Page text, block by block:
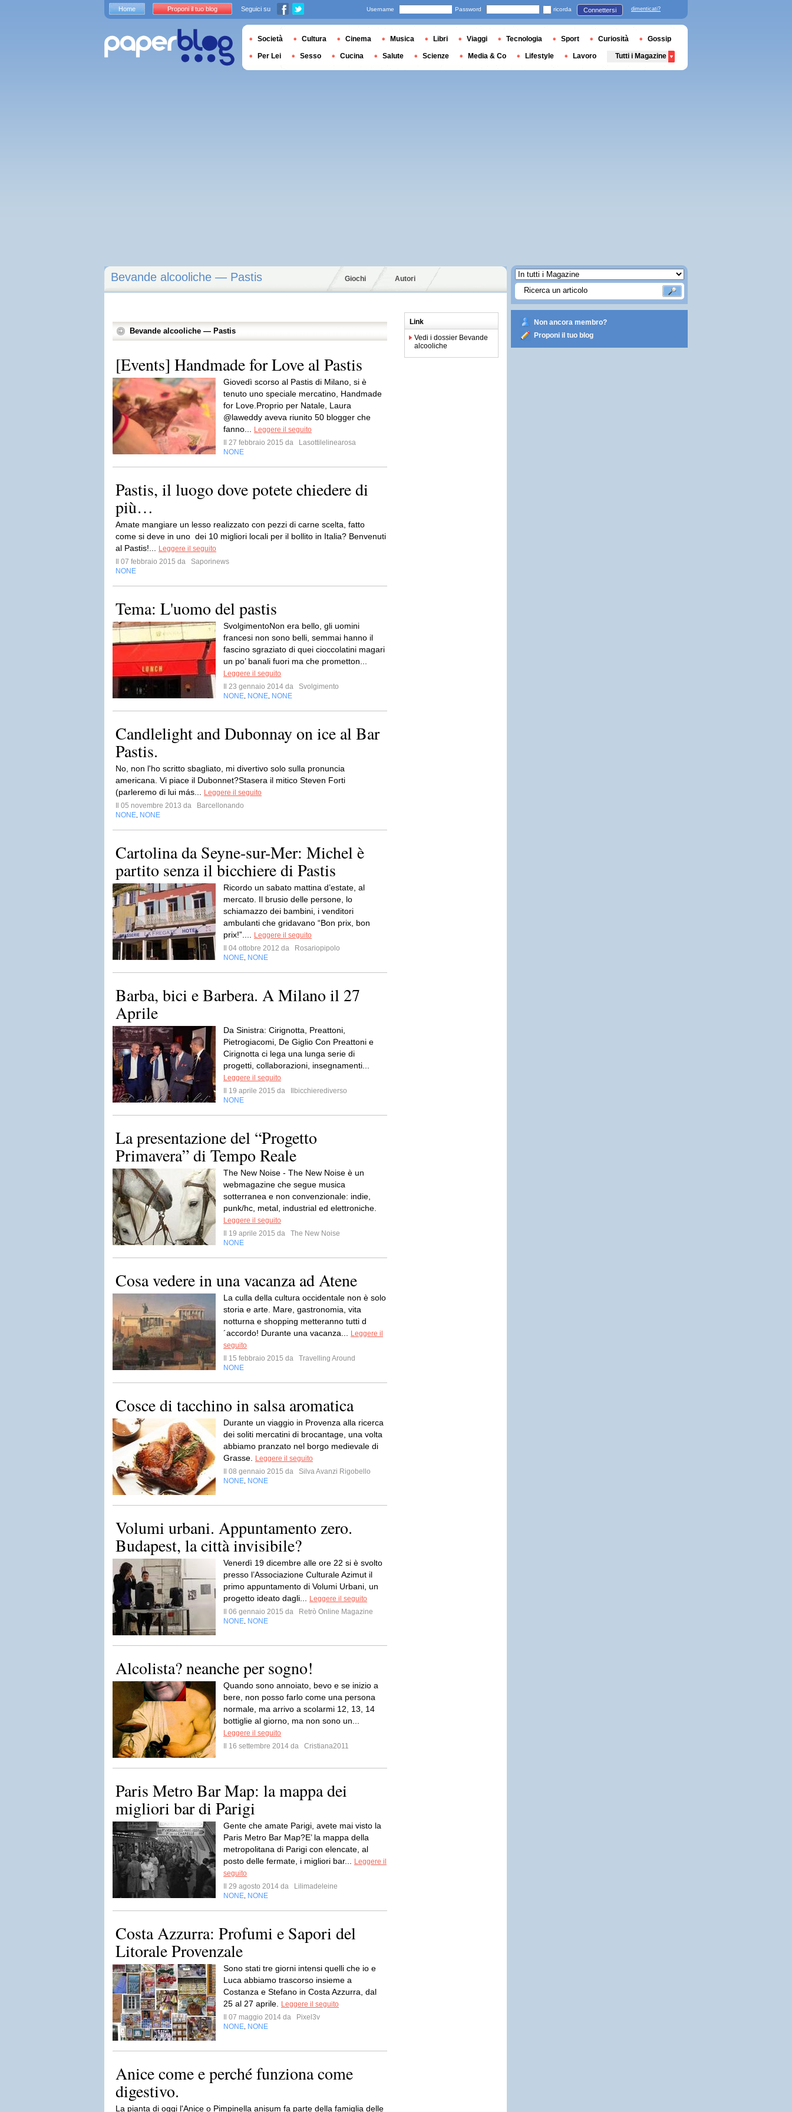
Bevande alcooliche — Pastis Giochi Autori
Bevande alcooliche — Pastis
[Events] Handmade for Love al Pastis
Giovedì scorso al Pastis di Milano, si è
tenuto uno speciale mercatino, Handmade
for Love.Proprio per Natale, Laura
@laweddy aveva riunito 50 blogger che
fanno...
Leggere il seguito
Il 27 febbraio 2015 da
Lasottilelinearosa
NONE
Pastis, il luogo dove potete chiedere di
più…
Amate mangiare un lesso realizzato con pezzi di carne scelta, fatto
come si deve in uno dei 10 migliori locali per il bollito in Italia? Benvenuti
al Pastis!...
Leggere il seguito
Il 07 febbraio 2015 da
Saporinews
NONE
Tema: L'uomo del pastis
SvolgimentoNon era bello, gli uomini
francesi non sono belli, semmai hanno il
fascino sgraziato di quei cioccolatini magari
un po’ banali fuori ma che prometton...
Leggere il seguito
Il 23 gennaio 2014 da
Svolgimento
NONE NONE NONE
Candlelight and Dubonnay on ice al Bar
Pastis.
No, non l'ho scritto sbagliato, mi divertivo solo sulla pronuncia
americana. Vi piace il Dubonnet?Stasera il mitico Steven Forti
(parleremo di lui más...
Leggere il seguito
Il 05 novembre 2013 da
Barcellonando
NONE NONE
Cartolina da Seyne-sur-Mer: Michel è
partito senza il bicchiere di Pastis
Ricordo un sabato mattina d’estate, al
mercato. Il brusio delle persone, lo
schiamazzo dei bambini, i venditori
ambulanti che gridavano “Bon prix, bon
prix!”....
Leggere il seguito
Il 04 ottobre 2012 da
Rosariopipolo
NONE NONE
Barba, bici e Barbera. A Milano il 27
Aprile
Da Sinistra: Cirignotta, Preattoni,
Pietrogiacomi, De Giglio Con Preattoni e
Cirignotta ci lega una lunga serie di
progetti, collaborazioni, insegnamenti...
Leggere il seguito
Il 19 aprile 2015 da
Ilbicchierediverso
NONE
La presentazione del “Progetto
Primavera” di Tempo Reale
The New Noise - The New Noise è un
webmagazine che segue musica
sotterranea e non convenzionale: indie,
punk/hc, metal, industrial ed elettroniche.
Leggere il seguito
Il 19 aprile 2015 da
The New Noise
NONE
Cosa vedere in una vacanza ad Atene
La culla della cultura occidentale non è solo
storia e arte. Mare, gastronomia, vita
notturna e shopping metteranno tutti d
´accordo! Durante una vacanza...
Leggere il
seguito
Il 15 febbraio 2015 da
Travelling Around
NONE
Cosce di tacchino in salsa aromatica
Durante un viaggio in Provenza alla ricerca
dei soliti mercatini di brocantage, una volta
abbiamo pranzato nel borgo medievale di
Grasse.
Leggere il seguito
Il 08 gennaio 2015 da
Silva Avanzi Rigobello
NONE NONE
Volumi urbani. Appuntamento zero.
Budapest, la città invisibile?
Venerdì 19 dicembre alle ore 22 si è svolto
presso l’Associazione Culturale Azimut il
primo appuntamento di Volumi Urbani, un
progetto ideato dagli...
Leggere il seguito
Il 06 gennaio 2015 da
Retrò Online Magazine
NONE NONE
Alcolista? neanche per sogno!
Quando sono annoiato, bevo e se inizio a
bere, non posso farlo come una persona
normale, ma arrivo a scolarmi 12, 13, 14
bottiglie al giorno, ma non sono un...
Leggere il seguito
Il 16 settembre 2014 da
Cristiana2011
Paris Metro Bar Map: la mappa dei
migliori bar di Parigi
Gente che amate Parigi, avete mai visto la
Paris Metro Bar Map?E’ la mappa della
metropolitana di Parigi con elencate, al
posto delle fermate, i migliori bar...
Leggere il
seguito
Il 29 agosto 2014 da
Lilimadeleine
NONE NONE
Costa Azzurra: Profumi e Sapori del
Litorale Provenzale
Sono stati tre giorni intensi quelli che io e
Luca abbiamo trascorso insieme a
Costanza e Stefano in Costa Azzurra, dal
25 al 27 aprile.
Leggere il seguito
Il 07 maggio 2014 da
Pixel3v
NONE NONE
Anice come e perché funziona come
digestivo.
La pianta di oggi l'Anice o Pimpinella anisum fa parte della famiglia delle
Link
Vedi i dossier Bevande
alcooliche
Non ancora membro?
Proponi il tuo blog
Home Proponi il tuo blog Seguici su Username Password ricorda Connettersi dimenticati?
Società Cultura Cinema Musica Libri Viaggi Tecnologia Sport Curiosità Gossip
Per Lei Sesso Cucina Salute Scienze Media & Co Lifestyle Lavoro Tutti i Magazine